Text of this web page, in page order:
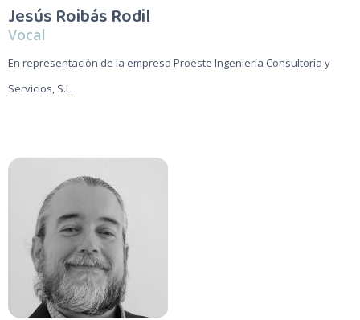
Jesús Roibás Rodil
Vocal
En representación de la empresa Proeste Ingeniería Consultoría y
Servicios, S.L.